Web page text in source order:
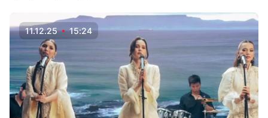
11.12.25 15:24